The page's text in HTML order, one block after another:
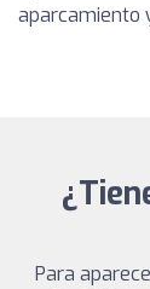
aparcamiento
Para